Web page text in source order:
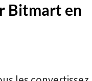
Bitmart en